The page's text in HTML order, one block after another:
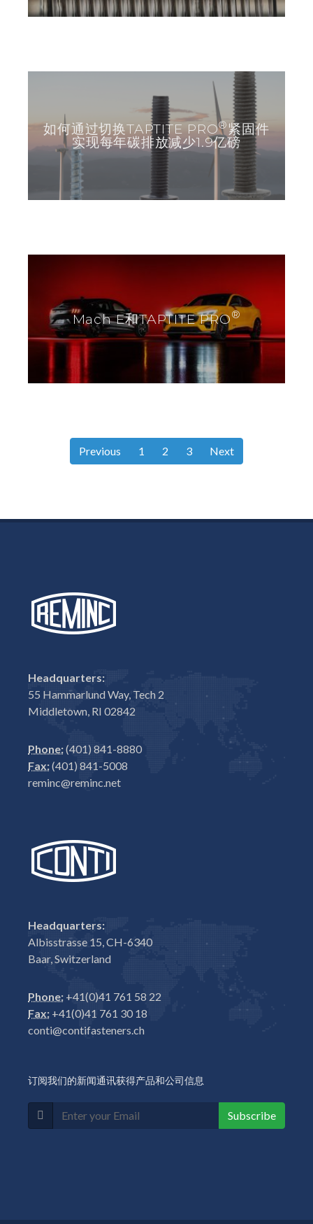
如何通过切换TAPTITE PRO® 紧固件
实现每年碳排放减少1.9亿磅
Mach E和TAPTITE PRO®
Previous 1 2 3 Next
Headquarters:
55 Hammarlund Way, Tech 2
Middletown, RI 02842
Phone:(401) 841-8880
Fax:(401) 841-5008
reminc@reminc.net
Headquarters:
Albisstrasse 15, CH-6340
Baar, Switzerland
Phone: +41(0)41 761 58 22
Fax: +41(0)41 761 30 18
conti@contifasteners.ch
订阅我们的新闻通讯获得产品和公司信息
Subscribe